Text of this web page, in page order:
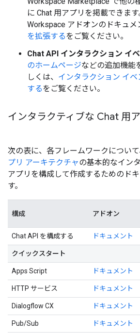
に Chat 用アプリを掲載できま
Workspace アドオンのドキュメ
を拡張するをご覧ください。
Chat API インタラクション イ
のホームページなどの追加機能
しくは、 インタラクション イ
するをご覧ください。
インタラクティブな Chat 用
次の表に、各フレームワークについ
プリ アーキテクチャの基本的なイン
アプリを構成して作成するためのド
す。
構成 アドオン
Chat API を構成する ドキュメント
クイックスタート
Apps Script ドキュメント
HTTP サービス ドキュメント
Dialogflow CX ドキュメント
Pub/Sub ドキュメント